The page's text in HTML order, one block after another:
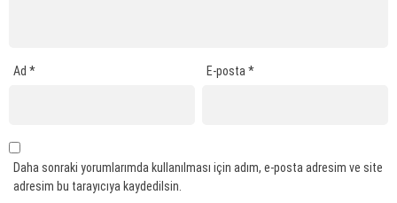
Ad * E-posta*
Daha sonraki yorumlarımda kullanılması için adım, e-posta adresim ve site
adresim bu tarayıcıya kaydedilsin.